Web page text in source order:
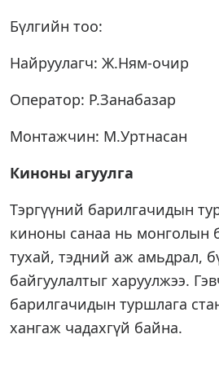
Бүлгийн тоо:
Найруулагч: Ж.Ням-очир
Оператор: Р.Занабазар
Монтажчин: М.Уртнасан
Киноны агуулга
Тэргүүний барилгачидын
киноны санаа нь монголын
тухай, тэдний аж амьдрал,
байгуулалтыг харуулжээ.
барилгачидын туршлага
хангаж чадахгүй байна.